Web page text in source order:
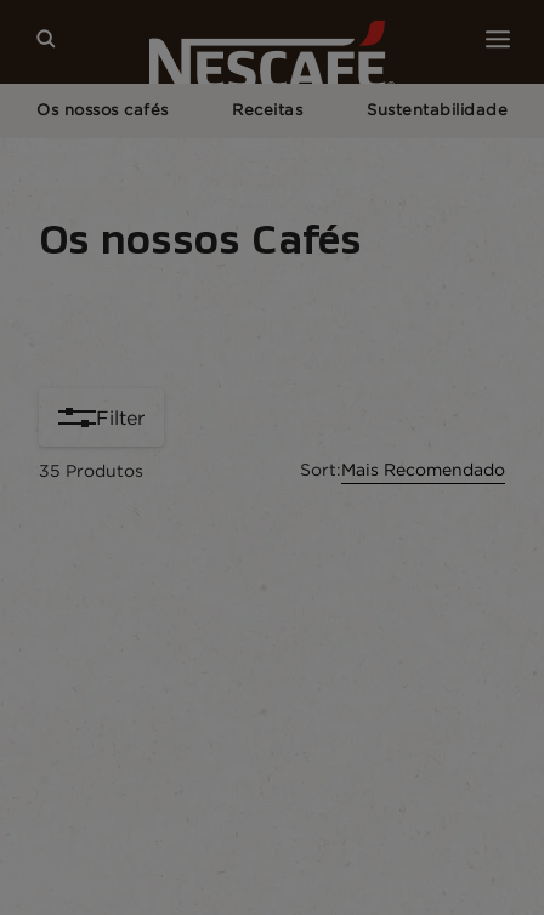
Os nossos cafés Receitas Sustentabilidade
Os nossos Cafés
Filter
35 Produtos Sort:Mais Recomendado